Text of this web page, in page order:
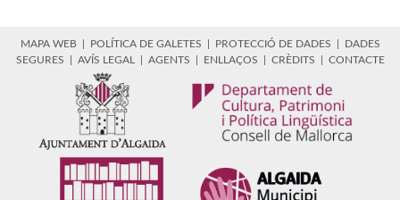
MAPA WEB POLÍTICA DE GALETES PROTECCIÓ DE DADES
DADES
SEGURES
AVÍS LEGAL AGENTS ENLLAÇOS CRÈDITS CONTACTE